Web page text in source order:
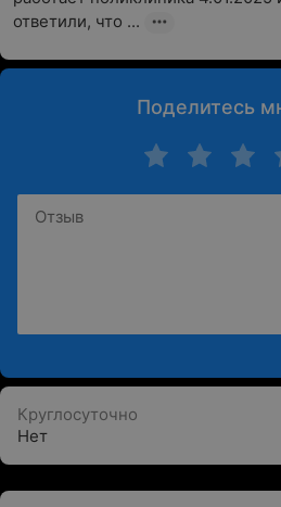
ответили, что ...
Поделитесь
Круглосуточно
Нет